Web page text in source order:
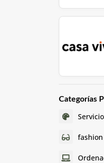
Categorías
fashion